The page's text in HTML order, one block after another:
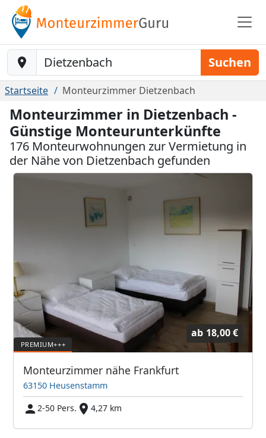
Baustelle-Location Suchen
Startseite Monteurzimmer Dietzenbach
Monteurzimmer in Dietzenbach -
Günstige Monteurunterkünfte
176 Monteurwohnungen zur Vermietung in
der Nähe von Dietzenbach gefunden
ab 18,00 €
Monteurzimmer nähe Frankfurt
63150 Heusenstamm
2-50 Pers.
4,27 km